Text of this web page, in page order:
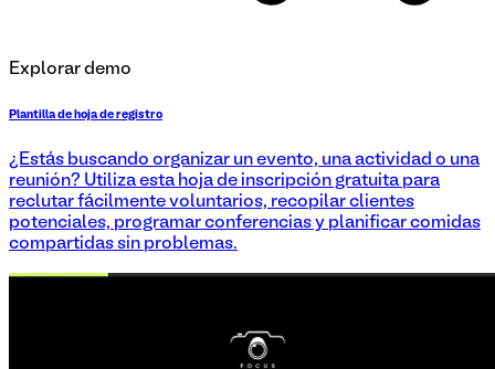
Explorar demo
Plantilla de hoja de registro
¿Estás buscando organizar un evento, una actividad o una
reunión? Utiliza esta hoja de inscripción gratuita para
reclutar fácilmente voluntarios, recopilar clientes
potenciales, programar conferencias y planificar comidas
compartidas sin problemas.